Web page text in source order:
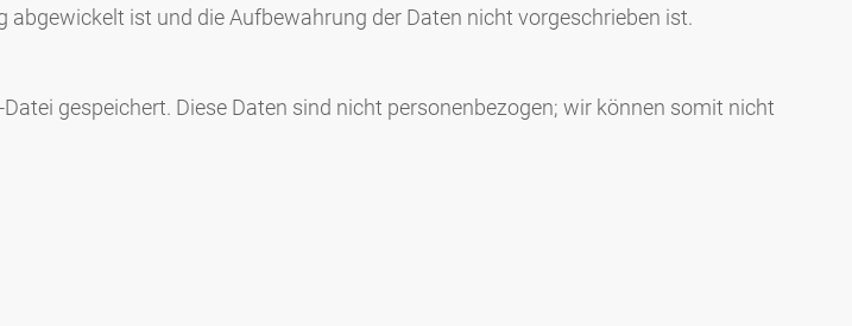
ist und die Aufbewahrung der Daten nicht vorgeschrieben ist.
gespeichert. Diese Daten sind nicht personenbezogen; wir können somit nicht